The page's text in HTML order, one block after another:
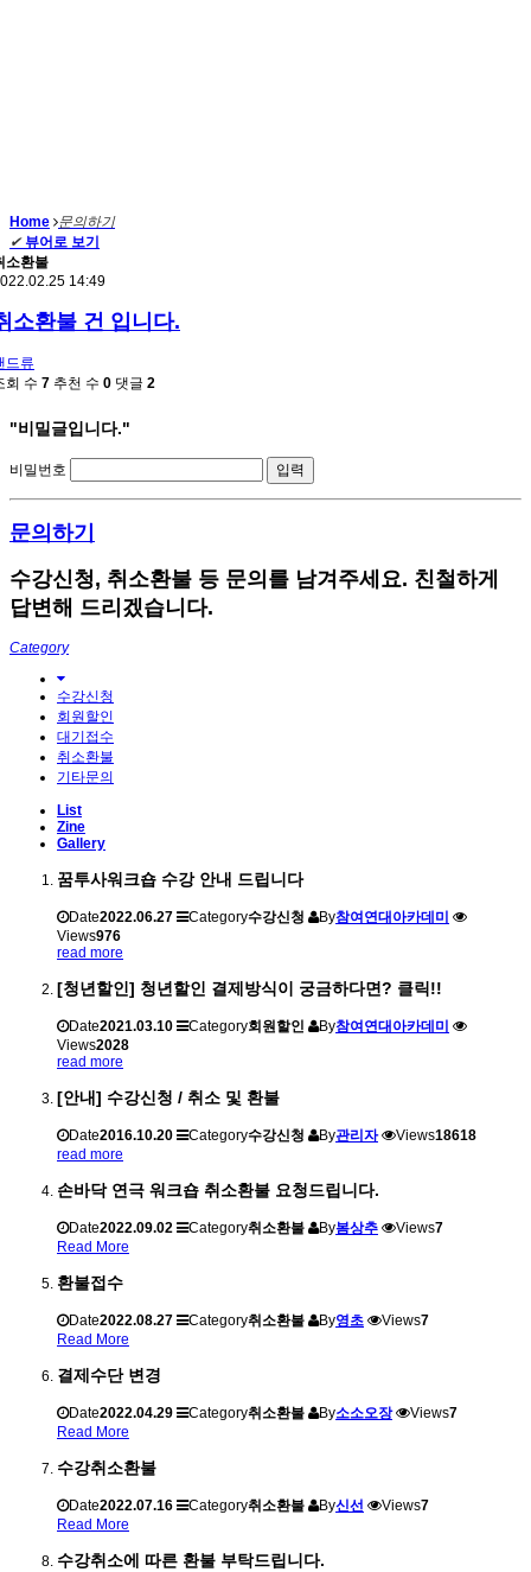
Home 문의하기
✔ 뷰어로 보기
소환불
14:49
소환불 건 입니다.
드류
회 수 7 추천 수 0 댓글 2
"비밀글입니다."
비밀번호
문의하기
수강신청, 취소환불 등 문의를 남겨주세요. 친철하게
답변해 드리겠습니다.
Category
수강신청
회원할인
대기접수
취소환불
기타문의
List
Zine
Gallery
꿈투사워크숍 수강 안내 드립니다
Date2022.06.27 Category수강신청 By참여연대아카데미
Views976
read more
[청년할인] 청년할인 결제방식이 궁금하다면? 클릭!!
Date2021.03.10 Category회원할인 By참여연대아카데미
Views2028
read more
[안내] 수강신청 / 취소 및 환불
Date2016.10.20 Category수강신청 By관리자 Views18618
read more
손바닥 연극 워크숍 취소환불 요청드립니다.
Date2022.09.02 Category취소환불 By봄상추 Views7
Read More
환불접수
Date2022.08.27 Category취소환불 By영초 Views7
Read More
결제수단 변경
Date2022.04.29 Category취소환불 By소소오장 Views7
Read More
수강취소환불
Date2022.07.16 Category취소환불 By신선 Views7
Read More
수강취소에 따른 환불 부탁드립니다.